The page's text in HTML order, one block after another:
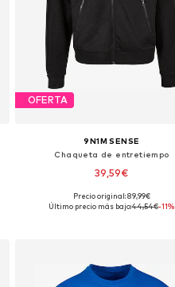
OFERTA
9N1M SENSE
Chaqueta de entretiempo
39,59€
Tallas disponibles: S, M, L
Precio original: 89,99€
Último precio más bajo:44,54€-11%